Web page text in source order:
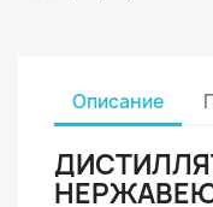
Описание